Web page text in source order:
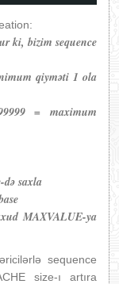
ki, bizim sequence
qiyməti 1 ola
= maximum
də saxla
MAXVALUE-ya
sequence
size-ı artıra